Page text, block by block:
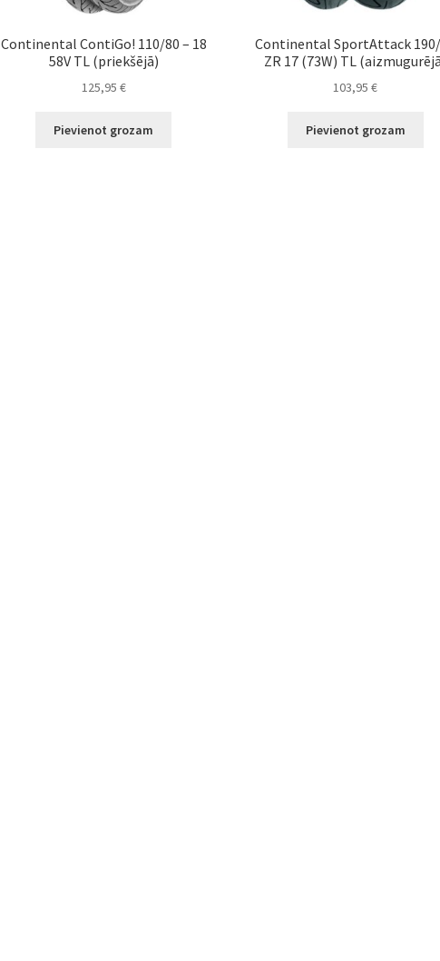
Continental ContiGo! 110/80 – 18
58V TL (priekšējā)
125,95 €
Pievienot grozam
Continental SportAttack
ZR 17 (73W) TL
103,95€
Pievienot grozam